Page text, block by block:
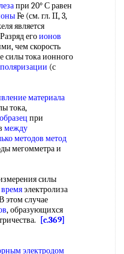
при 20° С равен
Fe (см. гл. II, 3,
является
егоионов
чем скорость
силы тока ионного
(с
материала
тока,
при
между
методов метод
мегомметра и
силы
времяэлектролиза
этом случае
, образующихся
[c.369]
электродом